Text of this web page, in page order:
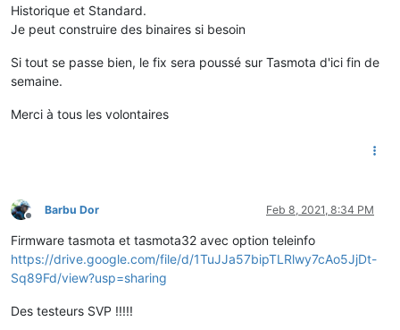
Historique et Standard.
Je peut construire des binaires si besoin
Si tout se passe bien, le fix sera poussé sur Tasmota d'ici fin de
semaine.
Merci à tous les volontaires
Offline
Barbu Dor Feb 8, 2021, 8:34 PM
Firmware tasmota et tasmota32 avec option teleinfo
https://drive.google.com/file/d/1TuJJa57bipTLRlwy7cAo5JjDt-
Sq89Fd/view?usp=sharing
Des testeurs SVP !!!!!